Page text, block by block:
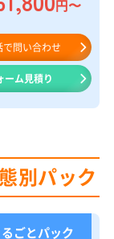
円〜
で問い合わせ
ーム見積り
別パック
ごとパック